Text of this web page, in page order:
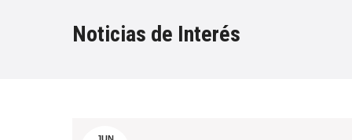
Noticias de Interés
JUN